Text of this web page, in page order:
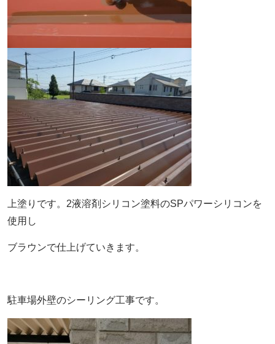
上塗りです。2液溶剤シリコン塗料のSPパワーシリコンを
使用し
ブラウンで仕上げていきます。
駐車場外壁のシーリング工事です。